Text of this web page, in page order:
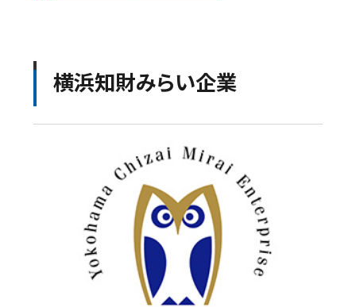
横浜知財みらい企業